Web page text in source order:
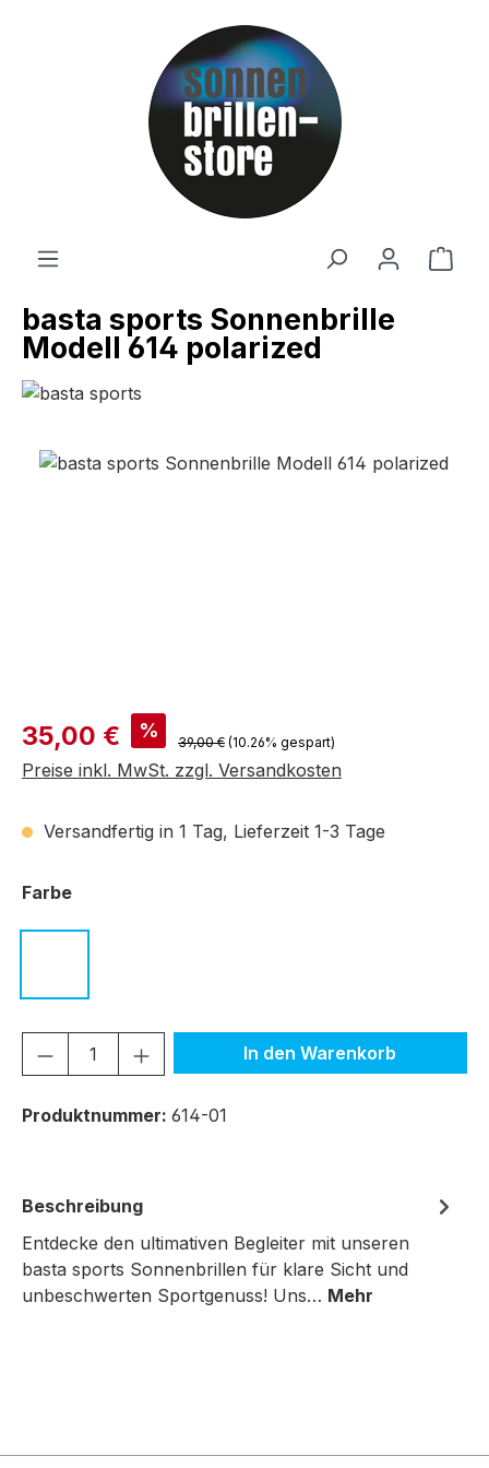
Zum Hauptinhalt springen
basta sports Sonnenbrille
Modell 614 polarized
Bildergalerie überspringen
Verkaufspreis:
35,00 € % Regulärer Preis:
39,00 € (10.26% gespart)
Preise inkl. MwSt. zzgl. Versandkosten
Versandfertig in 1 Tag, Lieferzeit 1-3 Tage
Farbeauswählen
Produkt Anzahl: Gib den gewünschten
In den Warenkorb
Produktnummer: 614-01
Beschreibung
Entdecke den ultimativen Begleiter mit unseren
basta sports Sonnenbrillen für klare Sicht und
unbeschwerten Sportgenuss! Uns… Mehr